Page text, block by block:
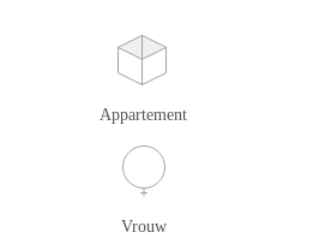
Appartement
Vrouw